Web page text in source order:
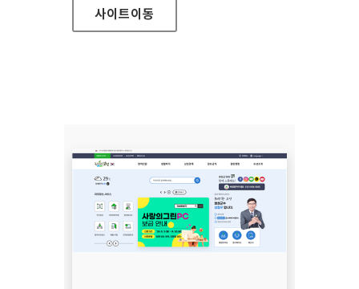
사이트이동